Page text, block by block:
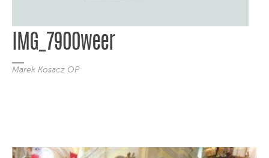
IMG_7900weer
Marek Kosacz OP